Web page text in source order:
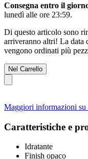
Consegna entro il
lunedì alle ore 23:59.
Di questo articolo sono
arriveranno altri! La data
vengono ordinati più
Nel Carrello
Maggiori informazioni su
Caratteristiche e
Idratante
Finish opaco